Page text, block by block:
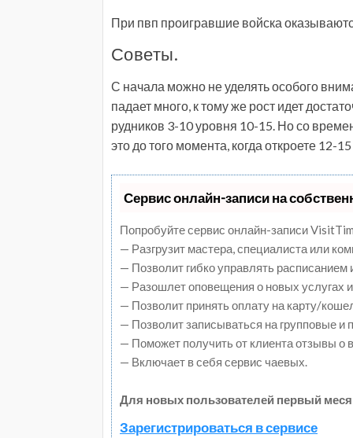
При пвп проигравшие войска
Советы.
С начала можно не уделять особого
падает много, к тому же рост идет
рудников 3-10 уровня 10-15. Но со
это до того момента, когда откроете 12-
Сервис онлайн-записи на
Попробуйте сервис онлайн-записи
— Разгрузит мастера, специалиста или
— Позволит гибко управлять расписанием
— Разошлет оповещения о новых услугах
— Позволит принять оплату на карту/
— Позволит записываться на групповые
— Поможет получить от клиента отзывы о
— Включает в себя сервис чаевых.
Для новых пользователей первый
Зарегистрироваться в сервисе